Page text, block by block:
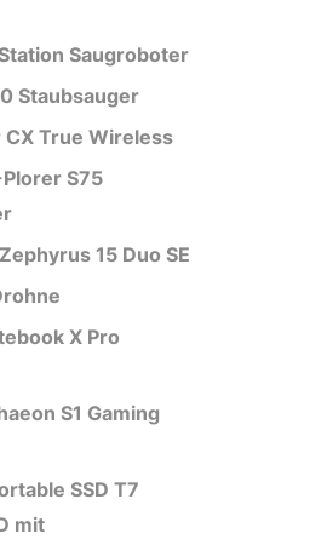
Saugroboter
Staubsauger
True Wireless
S75
15 Duo SE
X Pro
S1 Gaming
SSD T7
mit